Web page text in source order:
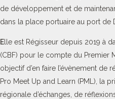
de développement et de
dans la place portuaire au port de
E lle est Régisseur depuis 2019 à
(CBF) pour le compte du Premier
objectif d’en faire l’évènement de
Pro Meet Up and Learn (PML), la
régionale d’échanges, de